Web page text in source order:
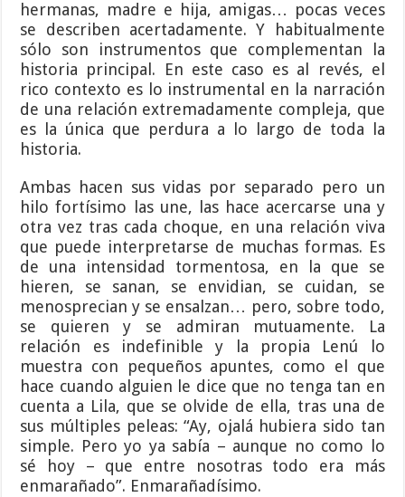
hermanas, madre e hija, amigas… pocas veces
se describen acertadamente. Y habitualmente
sólo son instrumentos que complementan la
historia principal. En este caso es al revés, el
rico contexto es lo instrumental en la narración
de una relación extremadamente compleja, que
es la única que perdura a lo largo de toda la
historia.
Ambas hacen sus vidas por separado pero un
hilo fortísimo las une, las hace acercarse una y
otra vez tras cada choque, en una relación viva
que puede interpretarse de muchas formas. Es
de una intensidad tormentosa, en la que se
hieren, se sanan, se envidian, se cuidan, se
menosprecian y se ensalzan… pero, sobre todo,
se quieren y se admiran mutuamente. La
relación es indefinible y la propia Lenú lo
muestra con pequeños apuntes, como el que
hace cuando alguien le dice que no tenga tan en
cuenta a Lila, que se olvide de ella, tras una de
sus múltiples peleas: “Ay, ojalá hubiera sido tan
simple. Pero yo ya sabía – aunque no como lo
sé hoy – que entre nosotras todo era más
enmarañado”. Enmarañadísimo.